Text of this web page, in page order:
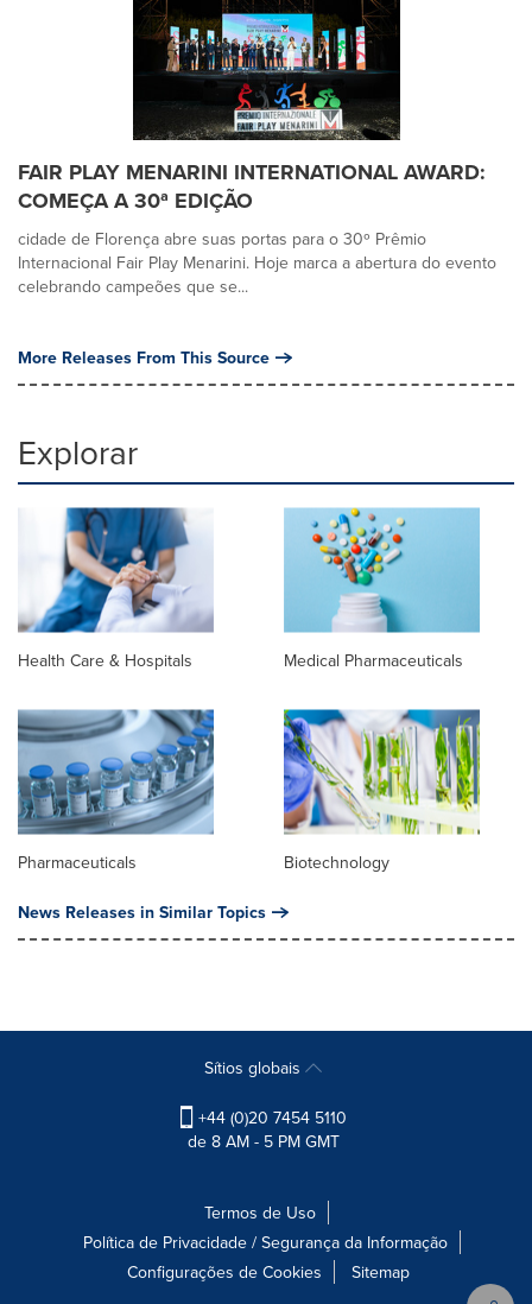
FAIR PLAY MENARINI INTERNATIONAL AWARD:
COMEÇA A 30ª EDIÇÃO
cidade de Florença abre suas portas para o 30º Prêmio
Internacional Fair Play Menarini. Hoje marca a abertura do evento
celebrando campeões que se...
More Releases From This Source
Explorar
Health Care & Hospitals Medical Pharmaceuticals
Pharmaceuticals Biotechnology
News Releases in Similar Topics
Sítios globais
+44 (0)20 7454 5110
de 8 AM - 5 PM GMT
Termos de Uso
Política de Privacidade / Segurança da Informação
Configurações de Cookies
Sitemap